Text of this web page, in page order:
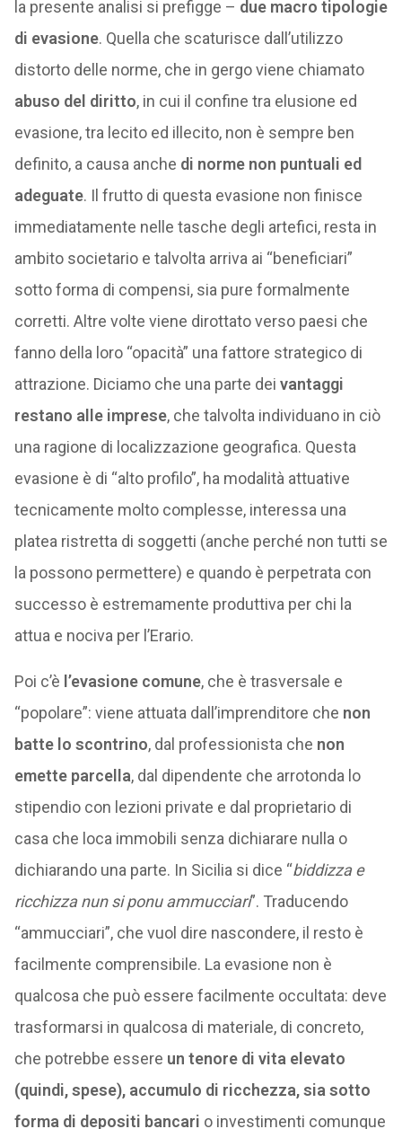
la presente analisi si prefigge – due macro tipologie
di evasione. Quella che scaturisce dall’utilizzo
distorto delle norme, che in gergo viene chiamato
abuso del diritto, in cui il confine tra elusione ed
evasione, tra lecito ed illecito, non è sempre ben
definito, a causa anche di norme non puntuali ed
adeguate. Il frutto di questa evasione non finisce
immediatamente nelle tasche degli artefici, resta in
ambito societario e talvolta arriva ai “beneficiari”
sotto forma di compensi, sia pure formalmente
corretti. Altre volte viene dirottato verso paesi che
fanno della loro “opacità” una fattore strategico di
attrazione. Diciamo che una parte dei vantaggi
restano alle imprese, che talvolta individuano in ciò
una ragione di localizzazione geografica. Questa
evasione è di “alto profilo”, ha modalità attuative
tecnicamente molto complesse, interessa una
platea ristretta di soggetti (anche perché non tutti se
la possono permettere) e quando è perpetrata con
successo è estremamente produttiva per chi la
attua e nociva per l’Erario.
Poi c’è l’evasione comune, che è trasversale e
“popolare”: viene attuata dall’imprenditore che non
batte lo scontrino, dal professionista che non
emette parcella, dal dipendente che arrotonda lo
stipendio con lezioni private e dal proprietario di
casa che loca immobili senza dichiarare nulla o
dichiarando una parte. In Sicilia si dice “biddizza e
ricchizza nun si ponu ammucciari”. Traducendo
“ammucciari”, che vuol dire nascondere, il resto è
facilmente comprensibile. La evasione non è
qualcosa che può essere facilmente occultata: deve
trasformarsi in qualcosa di materiale, di concreto,
che potrebbe essere un tenore di vita elevato
(quindi, spese), accumulo di ricchezza, sia sotto
forma di depositi bancari o investimenti comunque